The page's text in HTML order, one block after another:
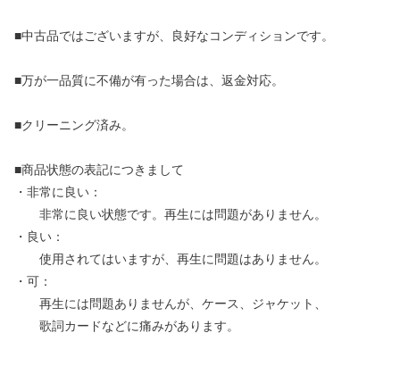
■中古品ではございますが、良好なコンディションです。
■万が一品質に不備が有った場合は、返金対応。
■クリーニング済み。
■商品状態の表記につきまして
・非常に良い：
非常に良い状態です。再生には問題がありません。
・良い：
使用されてはいますが、再生に問題はありません。
・可：
再生には問題ありませんが、ケース、ジャケット、
歌詞カードなどに痛みがあります。